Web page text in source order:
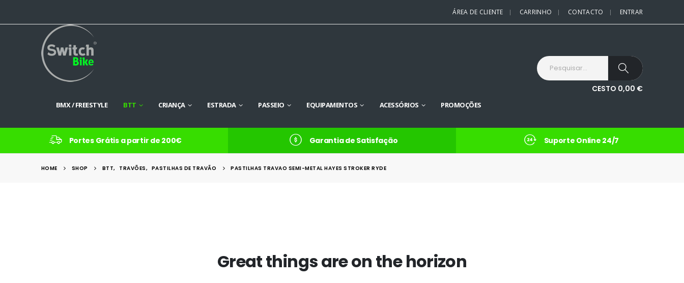
ÁREA DE CLIENTE CARRINHO CONTACTO ENTRAR
BMX / FREESTYLE BTT CRIANÇA ESTRADA PASSEIO EQUIPAMENTOS ACESSÓRIOS PROMOÇÕES
CESTO 0,00 €
Portes Grátis a partir de 200€ Garantia de Satisfação Suporte Online 24/7
HOME SHOP BTT, TRAVÕES, PASTILHAS DE TRAVÃO PASTILHAS TRAVAO SEMI-METAL HAYES STROKER RYDE
Great things are on the horizon